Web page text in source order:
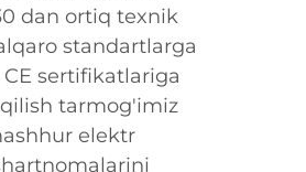
dan ortiq texnik
standartlarga
sertifikatlariga
tarmog'imiz
elektr